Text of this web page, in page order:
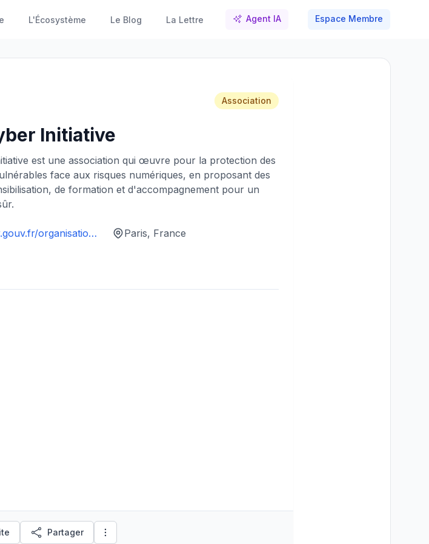
L'Écosystème Le Blog La Lettre Agent IA Espace Membre
Association
Initiative
est une association qui œuvre pour la protection des
face aux risques numériques, en proposant des
de formation et d'accompagnement pour un
jeveuxaider.gouv.fr/organisations/20138-safe-cyber-initiative Paris, France
Partager